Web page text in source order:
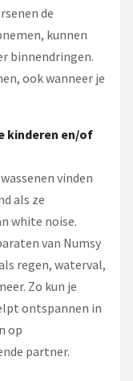
de
kunnen
binnendringen.
ook wanneer je
kinderen en/of
vinden
als ze
white noise.
van Numsy
regen, waterval,
Zo kun je
ontspannen in
op
partner.